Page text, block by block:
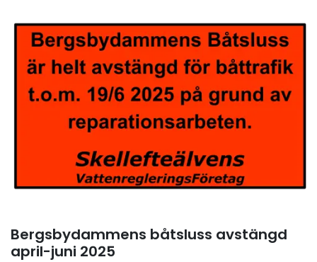
Bergsbydammens båtsluss avstängd
april-juni 2025